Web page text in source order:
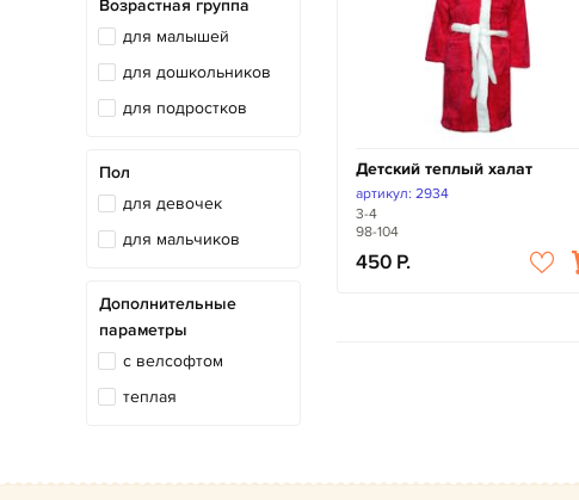
Возрастная группа
для малышей
для дошкольников
для подростков
Пол
для девочек
для мальчиков
Дополнительные
параметры
с велсофтом
теплая
Детский теплый халат
артикул: 2934
3-4
98-104
450